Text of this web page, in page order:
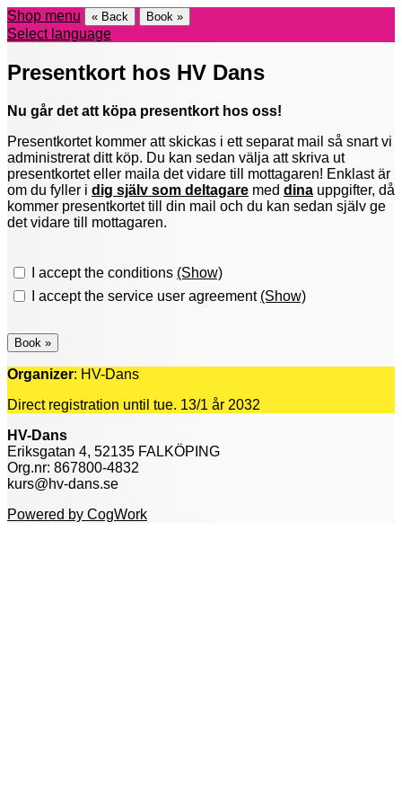
Shop menu « Back Book »
Select language
Presentkort hos HV Dans
Nu går det att köpa presentkort hos oss!
Presentkortet kommer att skickas i ett separat mail så snart vi
administrerat ditt köp. Du kan sedan välja att skriva ut
presentkortet eller maila det vidare till mottagaren! Enklast är
om du fyller i dig själv som deltagare med dina uppgifter, då
kommer presentkortet till din mail och du kan sedan själv ge
det vidare till mottagaren.
I accept the conditions (Show)
I accept the service user agreement (Show)
Organizer: HV-Dans
Direct registration until tue. 13/1 år 2032
HV-Dans
Eriksgatan 4, 52135 FALKÖPING
Org.nr: 867800-4832
kurs@hv-dans.se
Powered by CogWork